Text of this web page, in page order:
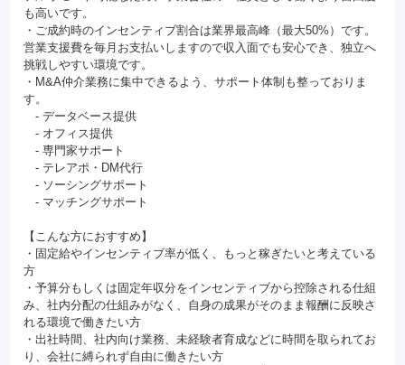
も高いです。
・ご成約時のインセンティブ割合は業界最高峰（最大50%）です。
営業支援費を毎月お支払いしますので収入面でも安心でき、独立へ
挑戦しやすい環境です。
・M&A仲介業務に集中できるよう、サポート体制も整っておりま
す。
- データベース提供
- オフィス提供
- 専門家サポート
- テレアポ・DM代行
- ソーシングサポート
- マッチングサポート
【こんな方におすすめ】
・固定給やインセンティブ率が低く、もっと稼ぎたいと考えている
方
・予算分もしくは固定年収分をインセンティブから控除される仕組
み、社内分配の仕組みがなく、自身の成果がそのまま報酬に反映さ
れる環境で働きたい方
・出社時間、社内向け業務、未経験者育成などに時間を取られてお
り、会社に縛られず自由に働きたい方